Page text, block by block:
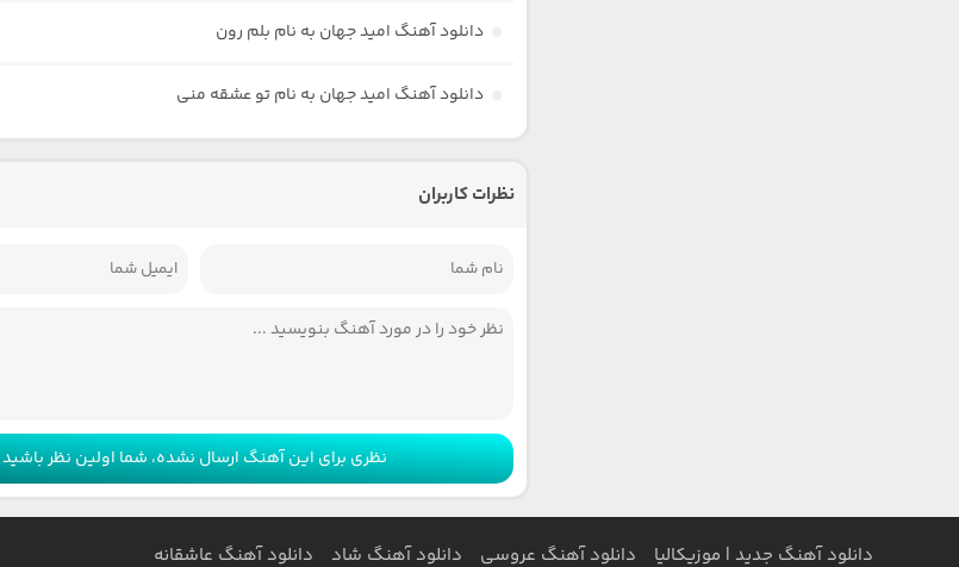
دانلود آهنگ امید جهان به نام بلم رون
دانلود آهنگ امید جهان به نام تو عشقه منی
نظرات کاربران
نظری برای این آهنگ ارسال نشده، شما اولین نظر باشید
دانلود آهنگ جدید | موزیکالیا دانلود آهنگ عروسی دانلود آهنگ شاد دانلود آهنگ عاشقانه